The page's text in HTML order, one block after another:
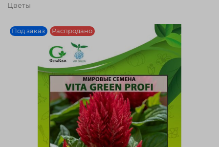
Цветы
Под заказ Распродано